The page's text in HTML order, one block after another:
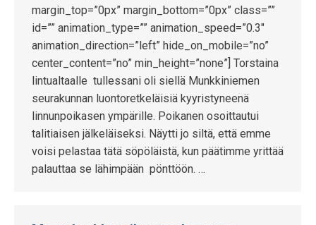
margin_top=”0px” margin_bottom=”0px” class=””
id=”” animation_type=”” animation_speed=”0.3″
animation_direction=”left” hide_on_mobile=”no”
center_content=”no” min_height=”none”] Torstaina
lintualtaalle tullessani oli siellä Munkkiniemen
seurakunnan luontoretkeläisiä kyyristyneenä
linnunpoikasen ympärille. Poikanen osoittautui
talitiaisen jälkeläiseksi. Näytti jo siltä, että emme
voisi pelastaa tätä söpöläistä, kun päätimme yrittää
palauttaa se lähimpään pönttöön. …